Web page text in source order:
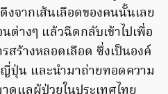
งจากเส้นเลือดของคนนั้นเลย
ต่างๆ แล้วฉีดกลับเข้าไปเพื่อ
สร้างหลอดเลือด ซึ่งเป็นองค์
ปุ่น และนำมาถ่ายทอดความ